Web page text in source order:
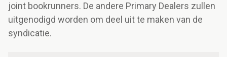
joint bookrunners. De andere Primary Dealers zullen
uitgenodigd worden om deel uit te maken van de
syndicatie.